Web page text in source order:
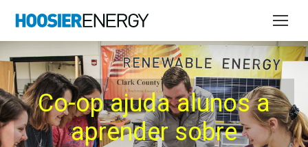
Co-op ajuda alunos a
aprender sobre